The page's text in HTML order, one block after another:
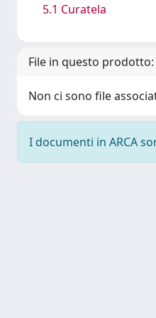
5.1 Curatela
File in questo prodotto:
Non ci sono file
I documenti in ARCA